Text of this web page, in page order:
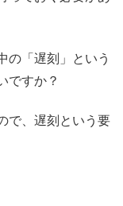
の「遅刻」という
ですか？
で、遅刻という要